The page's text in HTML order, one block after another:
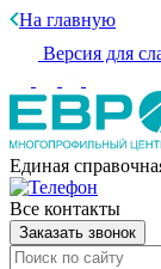
На главную
Версия для
Единая
Все контакты
Заказать звонок